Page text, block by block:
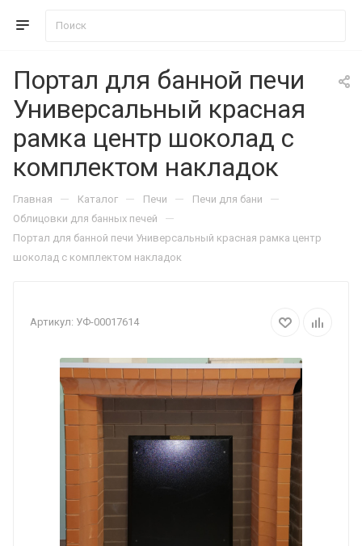
Портал для банной печи
Универсальный красная
рамка центр шоколад с
комплектом накладок
Главная — Каталог — Печи — Печи для бани —
Облицовки для банных печей —
Портал для банной печи Универсальный красная рамка центр
шоколад с комплектом накладок
Артикул: УФ-00017614